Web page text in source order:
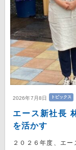
2026年7月8日 トピックス
エース新社長
を活かす
２０２６年度、エ